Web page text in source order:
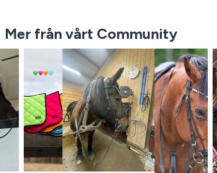
Mer från vårt Community